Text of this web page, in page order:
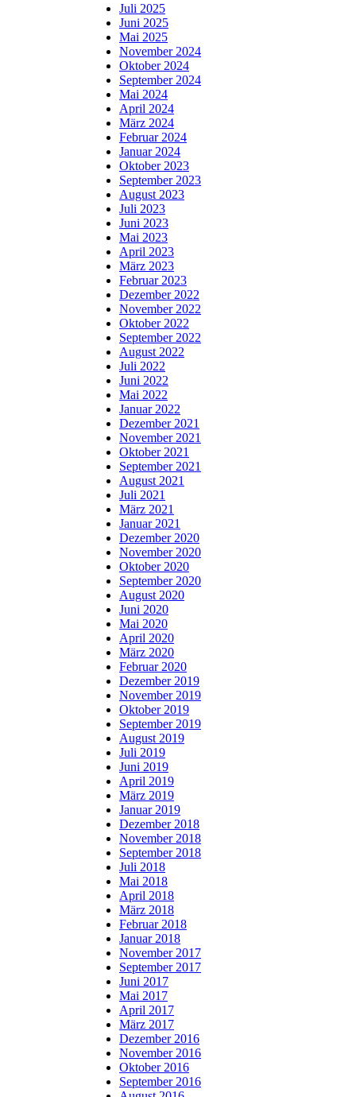
Juli 2025
Juni 2025
Mai 2025
November 2024
Oktober 2024
September 2024
Mai 2024
April 2024
März 2024
Februar 2024
Januar 2024
Oktober 2023
September 2023
August 2023
Juli 2023
Juni 2023
Mai 2023
April 2023
März 2023
Februar 2023
Dezember 2022
November 2022
Oktober 2022
September 2022
August 2022
Juli 2022
Juni 2022
Mai 2022
Januar 2022
Dezember 2021
November 2021
Oktober 2021
September 2021
August 2021
Juli 2021
März 2021
Januar 2021
Dezember 2020
November 2020
Oktober 2020
September 2020
August 2020
Juni 2020
Mai 2020
April 2020
März 2020
Februar 2020
Dezember 2019
November 2019
Oktober 2019
September 2019
August 2019
Juli 2019
Juni 2019
April 2019
März 2019
Januar 2019
Dezember 2018
November 2018
September 2018
Juli 2018
Mai 2018
April 2018
März 2018
Februar 2018
Januar 2018
November 2017
September 2017
Juni 2017
Mai 2017
April 2017
März 2017
Dezember 2016
November 2016
Oktober 2016
September 2016